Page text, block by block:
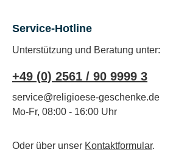
Service-Hotline
Unterstützung und Beratung unter:
+49 (0) 2561 / 90 9999 3
service@religioese-geschenke.de
Mo-Fr, 08:00 - 16:00 Uhr
Oder über unser Kontaktformular.